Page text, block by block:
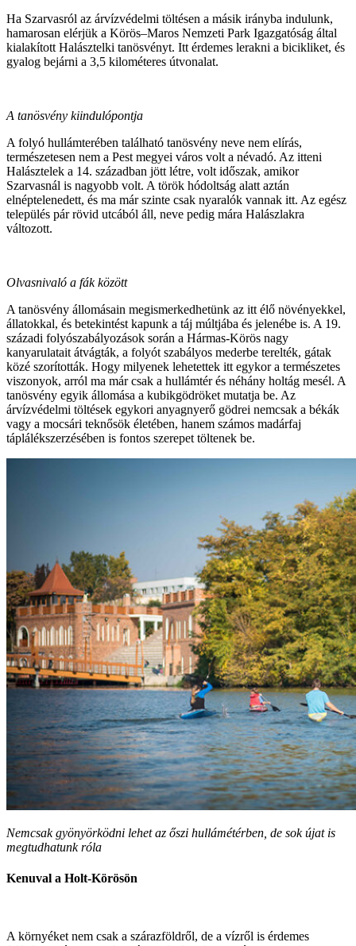
Ha Szarvasról az árvízvédelmi töltésen a másik irányba indulunk,
hamarosan elérjük a Körös–Maros Nemzeti Park Igazgatóság által
kialakított Halásztelki tanösvényt. Itt érdemes lerakni a bicikliket, és
gyalog bejárni a 3,5 kilométeres útvonalat.
A tanösvény kiindulópontja
A folyó hullámterében található tanösvény neve nem elírás,
természetesen nem a Pest megyei város volt a névadó. Az itteni
Halásztelek a 14. században jött létre, volt időszak, amikor
Szarvasnál is nagyobb volt. A török hódoltság alatt aztán
elnéptelenedett, és ma már szinte csak nyaralók vannak itt. Az egész
település pár rövid utcából áll, neve pedig mára Halászlakra
változott.
Olvasnivaló a fák között
A tanösvény állomásain megismerkedhetünk az itt élő növényekkel,
állatokkal, és betekintést kapunk a táj múltjába és jelenébe is. A 19.
századi folyószabályozások során a Hármas-Körös nagy
kanyarulatait átvágták, a folyót szabályos mederbe terelték, gátak
közé szorították. Hogy milyenek lehetettek itt egykor a természetes
viszonyok, arról ma már csak a hullámtér és néhány holtág mesél. A
tanösvény egyik állomása a kubikgödröket mutatja be. Az
árvízvédelmi töltések egykori anyagnyerő gödrei nemcsak a békák
vagy a mocsári teknősök életében, hanem számos madárfaj
táplálékszerzésében is fontos szerepet töltenek be.
Nemcsak gyönyörködni lehet az őszi hullámétérben, de sok újat is
megtudhatunk róla
Kenuval a Holt-Körösön
A környéket nem csak a szárazföldről, de a vízről is érdemes